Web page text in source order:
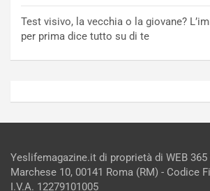
Test visivo, la vecchia o la giovane?
per prima dice tutto su di te
Yeslifemagazine.it di proprietà di WEB
Marchese 10, 00141 Roma (RM) - Codice
I.V.A. 12279101005